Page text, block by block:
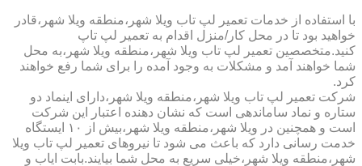
با استفاده از خدمات تعمیر لپ تاب ویلا شهر،منطقه ویلا شهر،قادر
خواهید بود تا در محل کار/منزل اقدام به تعمیر لپ تاپ
کنید.متخصصین تعمیر لپ تاب ویلا شهر،منطقه ویلا شهر،به محل
شما خواهند آمد و مشکلات به وجود آمده را برای شما رفع خواهند
کرد.
شرکت تعمیر لپ تاب ویلا شهر،منطقه ویلا شهر،دارای اینماد دو
ستاره و نماد ساماندهی است که نشان دهنده اعتبار این شرکت
است و همچنین در ویلا شهر،منطقه ویلا شهر،بیش از ۱۰ ایستگاه
خدمت رسانی دارد که باعث می شود تا نیروهای تعمیر لپ تاب ویلا
شهر،منطقه ویلا شهر،خیلی سریع به محل شما بیایند.بابت ایاب و